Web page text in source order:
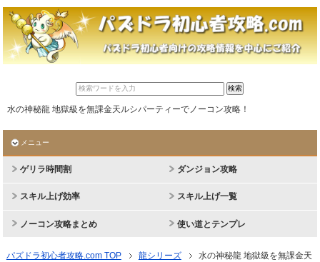
水の神秘龍 地獄級を無課金天ルシパーティーでノーコン攻略！
メニュー
ゲリラ時間割 ダンジョン攻略
スキル上げ効率 スキル上げ一覧
ノーコン攻略まとめ 使い道とテンプレ
パズドラ初心者攻略.com TOP 龍シリーズ
水の神秘龍 地獄級を無課金天